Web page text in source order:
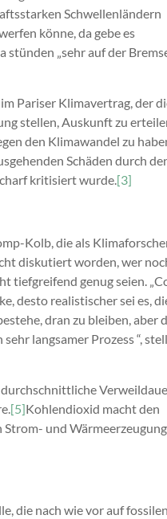
Schwellenländern
könne, da gebe es
„sehr auf der
Pariser Klimavertrag, der
stellen, Auskunft zu
den Klimawandel zu
Schäden durch
kritisiert wurde.[3]
Kolb, die als
diskutiert worden, wer
tiefgreifend genug seien.
desto realistischer sei es,
dran zu bleiben, aber
langsamer Prozess “,
[5]Kohlendioxid macht den
und
die nach wie vor auf fossilen